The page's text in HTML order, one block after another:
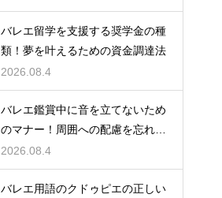
バレエ留学を支援する奨学金の種
類！夢を叶えるための資金調達法
2026.08.4
バレエ鑑賞中に音を立てないため
のマナー！周囲への配慮を忘れず
に
2026.08.4
バレエ用語のクドゥピエの正しい